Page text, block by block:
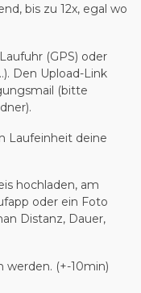
bis zu 12x, egal wo
(GPS) oder
Den Upload-Link
(bitte
Laufeinheit deine
hochladen, am
oder ein Foto
Distanz, Dauer,
werden. (+-10min)